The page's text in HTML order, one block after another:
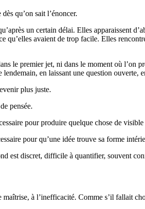
qu’on sait l’énoncer.
un certain délai. Elles apparaissent
qu’elles avaient de trop facile. Elles
le premier jet, ni dans le moment où l’on
en laissant une question ouverte,
plus juste.
pensée.
pour produire quelque chose de
pour qu’une idée trouve sa forme
est discret, difficile à quantifier, souvent
à l’inefficacité. Comme s’il fallait